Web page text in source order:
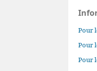
Pour
Pour
Pour